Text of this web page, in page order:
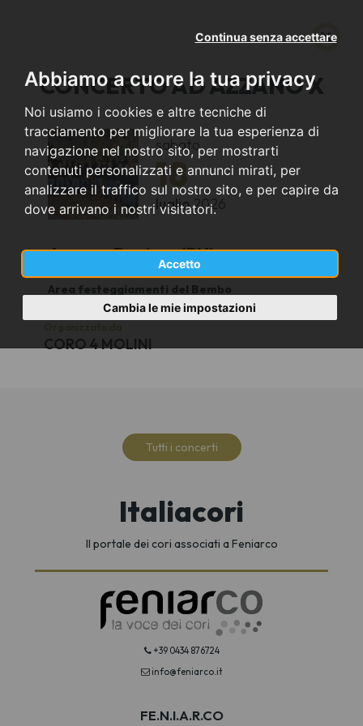
Abbiamo a cuore la tua privacy
Noi usiamo i cookies e altre tecniche di
tracciamento per migliorare la tua esperienza di
navigazione nel nostro sito, per mostrarti
contenuti personalizzati e annunci mirati, per
analizzare il traffico sul nostro sito, e per capire da
dove arrivano i nostri visitatori.
Accetto
Continua senza accettare
Cambia le mie impostazioni
CONCERTO AD AZZANO X
sabato
18
luglio2026
Azzano Decimo (PN)
Area festeggiamenti del Bembo
CORO 4 MOLINI
Tutti i concerti
Italiacori
Il portale dei cori associati a Feniarco
+39 0434 876724
info@feniarco.it
FE.N.I.A.R.CO